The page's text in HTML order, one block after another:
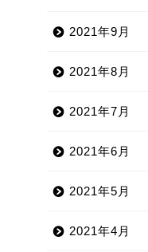
2021年9月
2021年8月
2021年7月
2021年6月
2021年5月
2021年4月